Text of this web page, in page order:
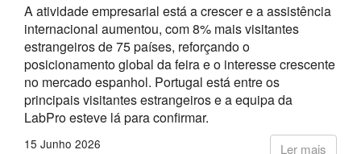
A atividade empresarial está a crescer e a assistência
internacional aumentou, com 8% mais visitantes
estrangeiros de 75 países, reforçando o
posicionamento global da feira e o interesse crescente
no mercado espanhol. Portugal está entre os
principais visitantes estrangeiros e a equipa da
LabPro esteve lá para confirmar.
Ler mais
15 Junho 2026